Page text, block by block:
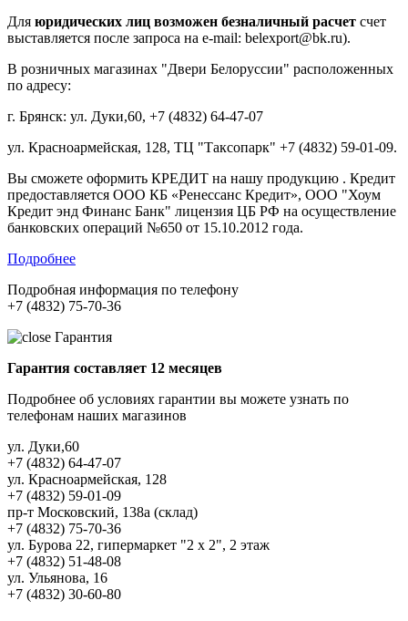
Для юридических лиц возможен безналичный расчет счет
выставляется после запроса на e-mail: belexport@bk.ru).
В розничных магазинах "Двери Белоруссии" расположенных
по адресу:
г. Брянск: ул. Дуки,60, +7 (4832) 64-47-07
ул. Красноармейская, 128, ТЦ "Таксопарк" +7 (4832) 59-01-09.
Вы сможете оформить КРЕДИТ на нашу продукцию . Кредит
предоставляется ООО КБ «Ренессанс Кредит», ООО "Хоум
Кредит энд Финанс Банк" лицензия ЦБ РФ на осуществление
банковских операций №650 от 15.10.2012 года.
Подробнее
Подробная информация по телефону
+7 (4832) 75-70-36
Гарантия
Гарантия составляет 12 месяцев
Подробнее об условиях гарантии вы можете узнать по
телефонам наших магазинов
ул. Дуки,60
+7 (4832) 64-47-07
ул. Красноармейская, 128
+7 (4832) 59-01-09
пр-т Московский, 138а (склад)
+7 (4832) 75-70-36
ул. Бурова 22, гипермаркет "2 х 2", 2 этаж
+7 (4832) 51-48-08
ул. Ульянова, 16
+7 (4832) 30-60-80